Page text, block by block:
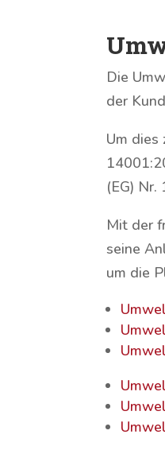
Die
der
Um dies
(EG)
Mit der
seine
um die